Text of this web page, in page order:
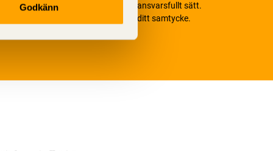
Godkänn
personuppgifter alltid hanteras på ett ansvarsfullt sätt.
Genom att klicka på skicka lämnar du ditt samtycke.